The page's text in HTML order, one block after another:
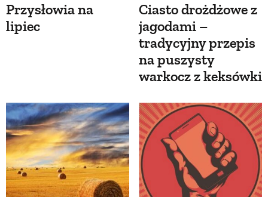
Przysłowia na
lipiec
Ciasto drożdżowe z
jagodami –
tradycyjny przepis
na puszysty
warkocz z keksówki